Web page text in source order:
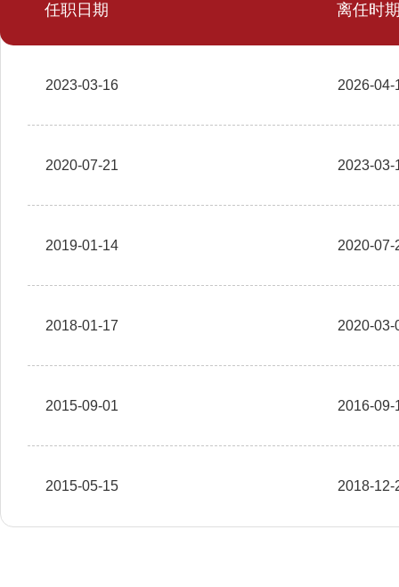
任职日期 离任时
2023-03-16 2026-04-
2020-07-21 2023-03-
2019-01-14 2020-07-
2018-01-17 2020-03-
2015-09-01 2016-09-
2015-05-15 2018-12-